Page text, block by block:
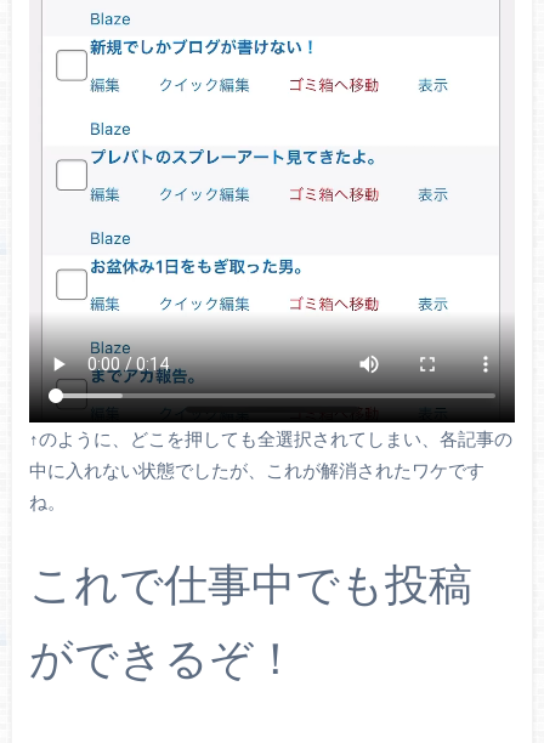
↑のように、どこを押しても全選択されてしまい、各記事の
中に入れない状態でしたが、これが解消されたワケです
ね。
これで仕事中でも投稿
ができるぞ！